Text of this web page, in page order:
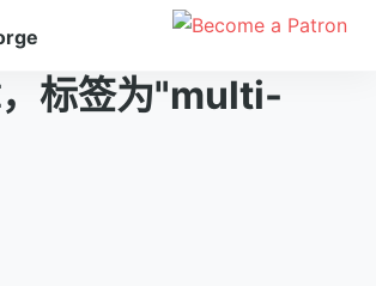
标签为"multi-